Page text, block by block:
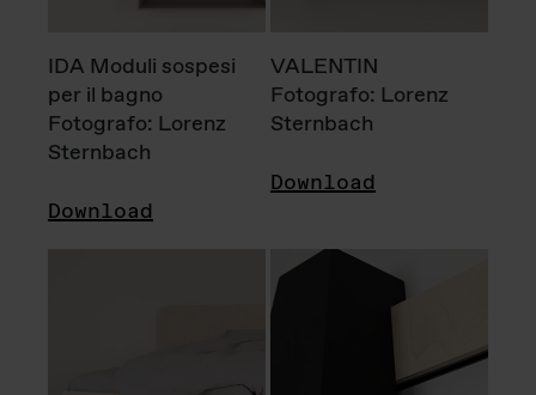
IDA Moduli sospesi
per il bagno
Fotografo: Lorenz
Sternbach
Download
VALENTIN
Fotografo: Lorenz
Sternbach
Download